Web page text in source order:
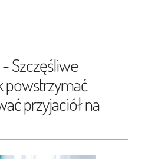
Szczęśliwe
powstrzymać
przyjaciół na